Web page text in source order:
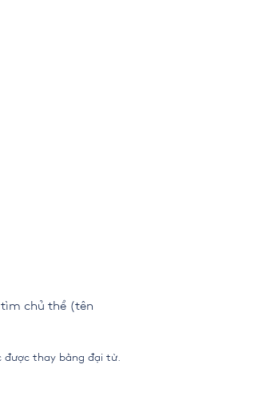
tìm chủ thể (tên
được thay bằng đại từ.